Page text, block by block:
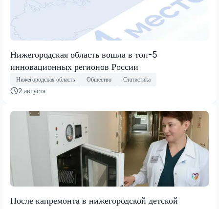
Нижегородская область вошла в топ-5
инновационных регионов России
Нижегородская область Общество Статистика
2 августа
После капремонта в нижегородской детской